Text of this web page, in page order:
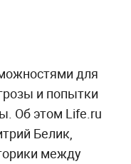
для
и попытки
Об этом Life.ru
Белик,
между